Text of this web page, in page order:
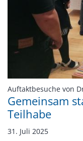
Auftaktbesuche von
Gemeinsam
Teilhabe
31. Juli 2025